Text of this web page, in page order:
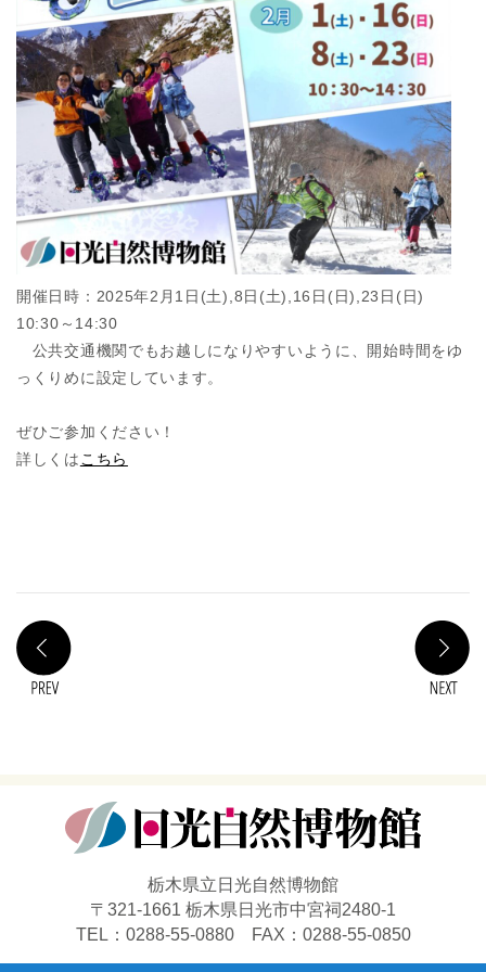
開催日時：2025年2月1日(土),8日(土),16日(日),23日(日)
10:30～14:30
公共交通機関でもお越しになりやすいように、開始時間をゆ
っくりめに設定しています。
ぜひご参加ください！
詳しくはこちら
栃木県立日光自然博物館
〒321-1661 栃木県日光市中宮祠2480-1
TEL：0288-55-0880 FAX：0288-55-0850